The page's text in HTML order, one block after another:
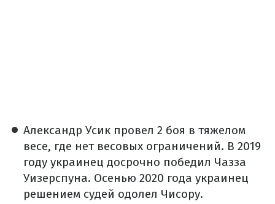
Александр Усик провел 2 боя в тяжелом
весе, где нет весовых ограничений. В 2019
году украинец досрочно победил Чазза
Уизерспуна. Осенью 2020 года украинец
решением судей одолел Чисору.